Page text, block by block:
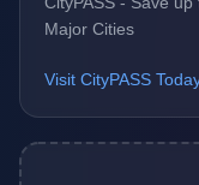
Major Cities
Visit CityPASS